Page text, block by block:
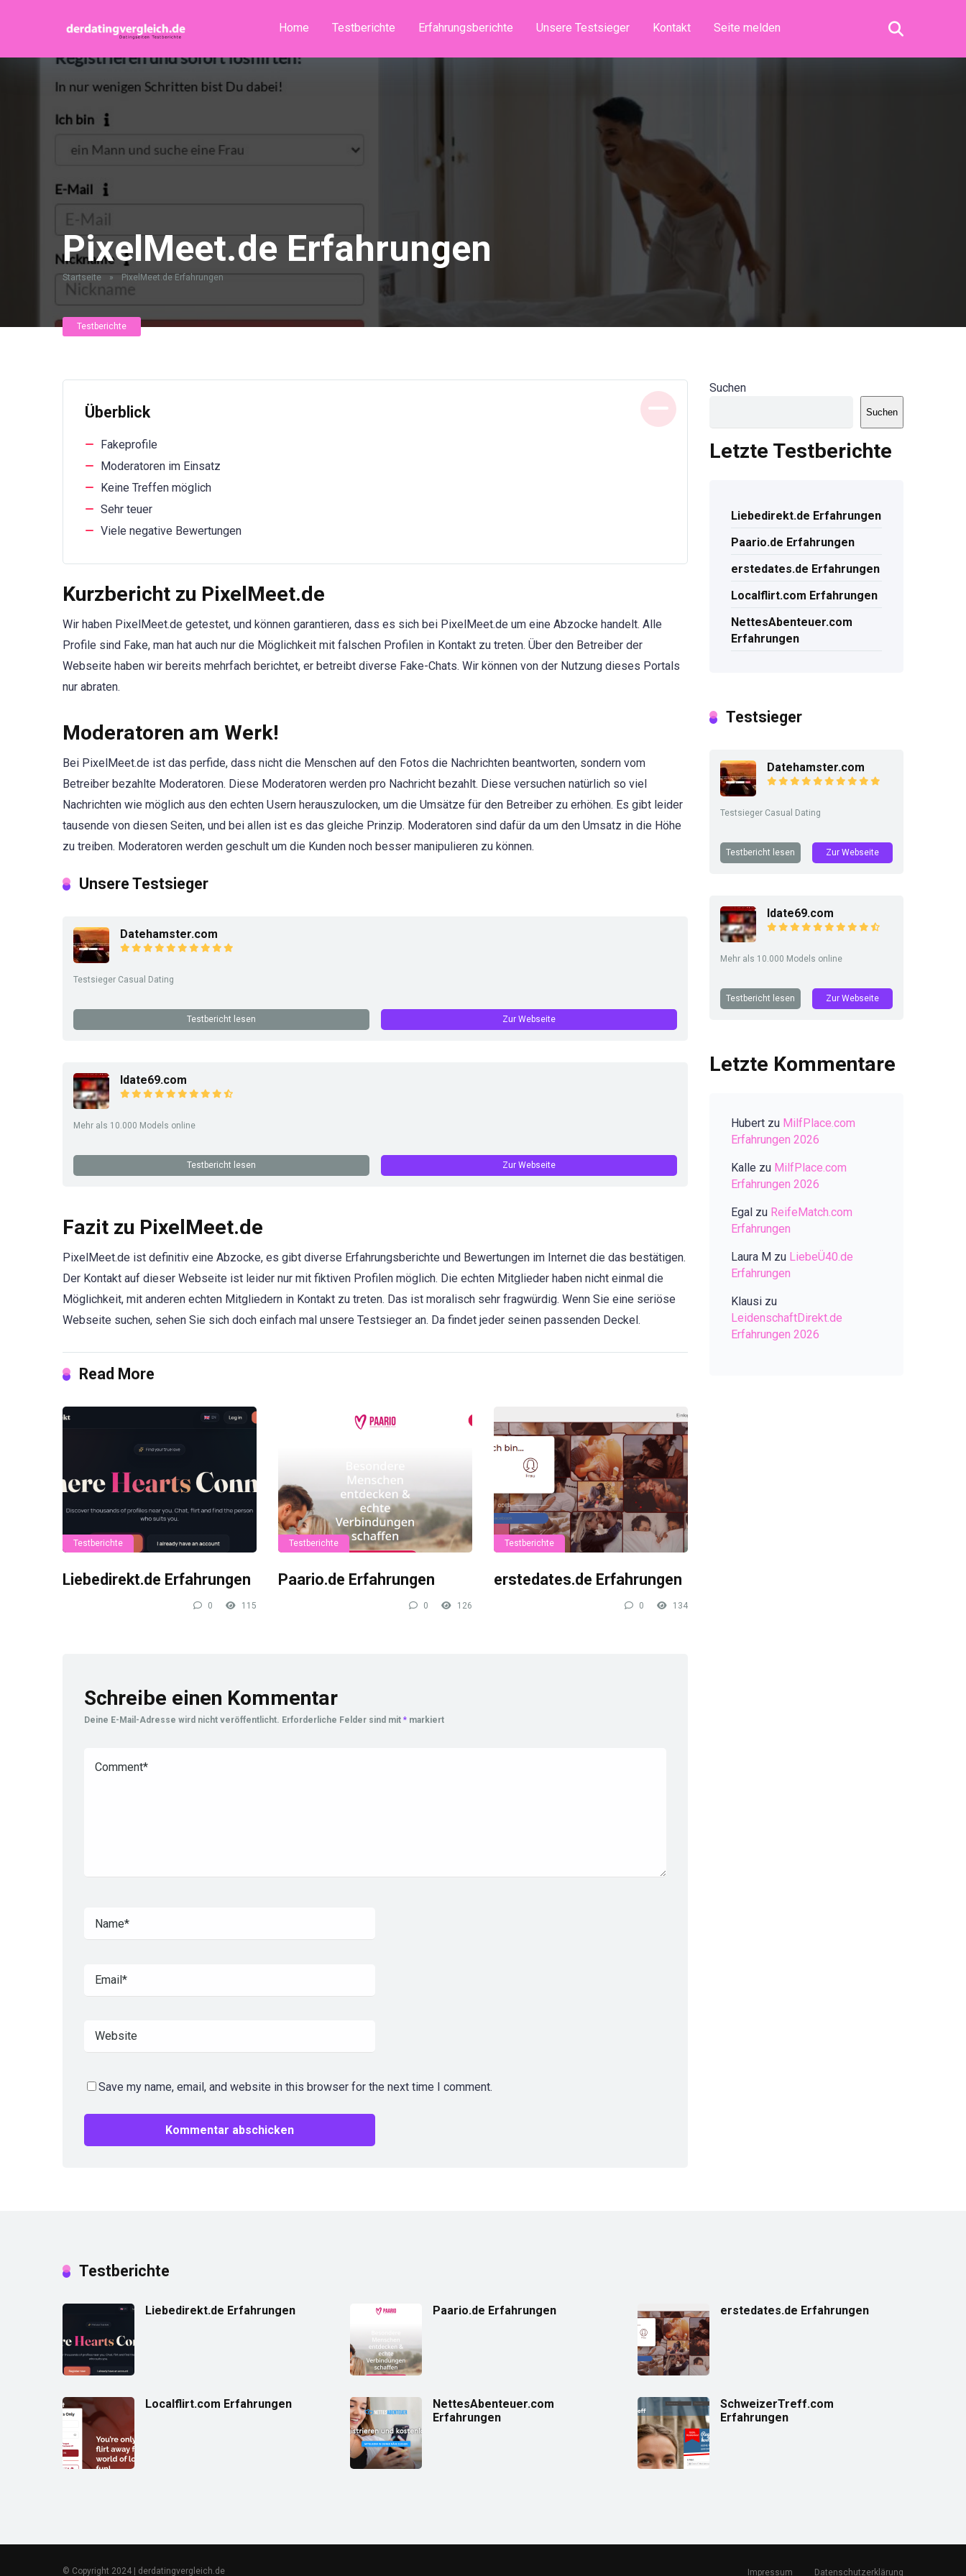
Home Testberichte Erfahrungsberichte Unsere Testsieger Kontakt Seite melden
PixelMeet.de Erfahrungen
Startseite » PixelMeet.de Erfahrungen
Testberichte
Überblick
Fakeprofile
Moderatoren im Einsatz
Keine Treffen möglich
Sehr teuer
Viele negative Bewertungen
Kurzbericht zu PixelMeet.de
Wir haben PixelMeet.de getestet, und können garantieren, dass es sich bei PixelMeet.de um eine Abzocke handelt. Alle
Profile sind Fake, man hat auch nur die Möglichkeit mit falschen Profilen in Kontakt zu treten. Über den Betreiber der
Webseite haben wir bereits mehrfach berichtet, er betreibt diverse Fake-Chats. Wir können von der Nutzung dieses Portals
nur abraten.
Moderatoren am Werk!
Bei PixelMeet.de ist das perfide, dass nicht die Menschen auf den Fotos die Nachrichten beantworten, sondern vom
Betreiber bezahlte Moderatoren. Diese Moderatoren werden pro Nachricht bezahlt. Diese versuchen natürlich so viel
Nachrichten wie möglich aus den echten Usern herauszulocken, um die Umsätze für den Betreiber zu erhöhen. Es gibt leider
tausende von diesen Seiten, und bei allen ist es das gleiche Prinzip. Moderatoren sind dafür da um den Umsatz in die Höhe
zu treiben. Moderatoren werden geschult um die Kunden noch besser manipulieren zu können.
Unsere Testsieger
Datehamster.com
Testsieger Casual Dating
Testbericht lesen Zur Webseite
Idate69.com
Mehr als 10.000 Models online
Testbericht lesen Zur Webseite
Fazit zu PixelMeet.de
PixelMeet.de ist definitiv eine Abzocke, es gibt diverse Erfahrungsberichte und Bewertungen im Internet die das bestätigen.
Der Kontakt auf dieser Webseite ist leider nur mit fiktiven Profilen möglich. Die echten Mitglieder haben nicht einmal die
Möglichkeit, mit anderen echten Mitgliedern in Kontakt zu treten. Das ist moralisch sehr fragwürdig. Wenn Sie eine seriöse
Webseite suchen, sehen Sie sich doch einfach mal unsere Testsieger an. Da findet jeder seinen passenden Deckel.
Read More
Testberichte
Liebedirekt.de Erfahrungen
0 115
Testberichte
Paario.de Erfahrungen
0 126
Testberichte
erstedates.de Erfahrungen
0 134
Schreibe einen Kommentar
Deine E-Mail-Adresse wird nicht veröffentlicht. Erforderliche Felder sind mit * markiert
Save my name, email, and website in this browser for the next time I comment.
Suchen
Suchen
Letzte Testberichte
Liebedirekt.de Erfahrungen
Paario.de Erfahrungen
erstedates.de Erfahrungen
Localflirt.com Erfahrungen
NettesAbenteuer.com
Erfahrungen
Testsieger
Datehamster.com
Testsieger Casual Dating
Testbericht lesen Zur Webseite
Idate69.com
Mehr als 10.000 Models online
Testbericht lesen Zur Webseite
Letzte Kommentare
Hubert zu MilfPlace.com
Erfahrungen 2026
Kalle zu MilfPlace.com
Erfahrungen 2026
Egal zu ReifeMatch.com
Erfahrungen
Laura M zu LiebeÜ40.de
Erfahrungen
Klausi zu
LeidenschaftDirekt.de
Erfahrungen 2026
Testberichte
Liebedirekt.de Erfahrungen Paario.de Erfahrungen erstedates.de Erfahrungen
Localflirt.com Erfahrungen
NettesAbenteuer.com
Erfahrungen
SchweizerTreff.com
Erfahrungen
© Copyright 2024 | derdatingvergleich.de Impressum Datenschutzerklärung